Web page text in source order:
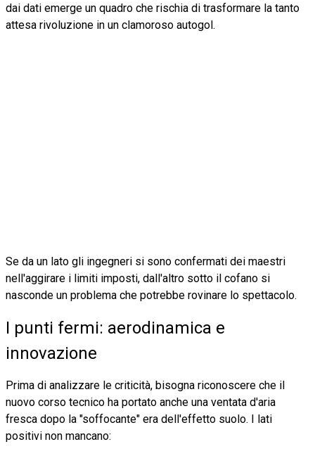
dai dati emerge un quadro che rischia di trasformare la tanto
attesa rivoluzione in un clamoroso autogol.
Se da un lato gli ingegneri si sono confermati dei maestri
nell'aggirare i limiti imposti, dall'altro sotto il cofano si
nasconde un problema che potrebbe rovinare lo spettacolo.
I punti fermi: aerodinamica e
innovazione
Prima di analizzare le criticità, bisogna riconoscere che il
nuovo corso tecnico ha portato anche una ventata d'aria
fresca dopo la "soffocante" era dell'effetto suolo. I lati
positivi non mancano: